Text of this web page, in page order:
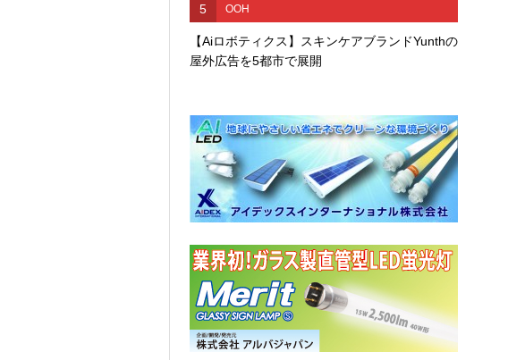
5 OOH
【Aiロボティクス】スキンケアブランドYunthの
屋外広告を5都市で展開